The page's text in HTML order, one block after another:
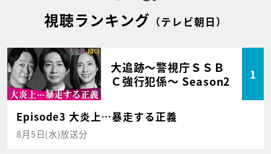
視聴ランキング （テレビ朝日）
大追跡～警視庁ＳＳＢ
Ｃ強行犯係～ Season2
1
Episode3 大炎上…暴走する正義
8月5日(水)放送分